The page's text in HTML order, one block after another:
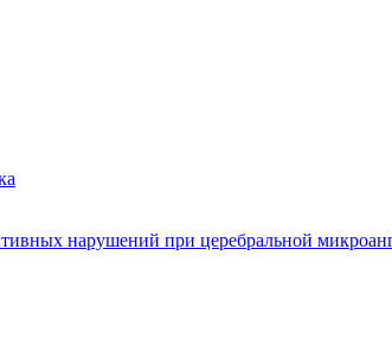
нарушений при церебральной